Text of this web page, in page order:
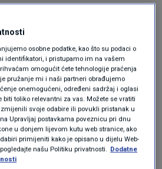
Tuđman, između ostalog,
bila samo fašistička
želje hrvatskog naroda
godine odradio
sam šef Kaznenog odjela
tužilaštva i od tog
1992. svi najteži predmeti
osobne podatke, kao što su podaci o
identifikatori, i pristupamo im na vašem
omogućit ćete tehnologije praćenja
pružanje mi i naši partneri obrađujemo
onemogućeni, određeni sadržaj i oglasi
toliko relevantni za vas. Možete se vratiti
svoje odabire ili povukli pristanak u
Upravljaj postavkama poveznicu pri dnu
u donjem lijevom kutu web stranice, ako
primijeniti kako je opisano u dijelu Web-
našu Politiku privatnosti. Dodatne